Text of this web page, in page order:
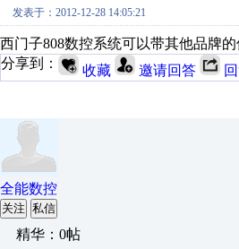
发表于：2012-12-28 14:05:21
西门子808数控系统可以带其他品牌的
分享到：
收藏 邀请回答
全能数控
关注 私信
精华：0帖